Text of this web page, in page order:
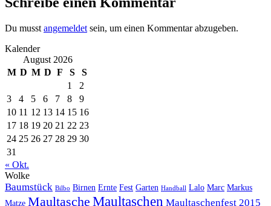
Du musst angemeldet sein, um einen Kommentar abzugeben.
Kalender
August 2026
M D M D F S
S
1
2
3
4 5 6 7 8
9
10 11 12 13 14 15 16
17 18 19 20 21 22 23
24 25 26 27 28 29 30
31
« Okt.
Wolke
Baumstück Bilbo Birnen Ernte Fest Garten Handball Lalo Marc Markus
Matze Maultasche Maultaschen Maultaschenfest 2015